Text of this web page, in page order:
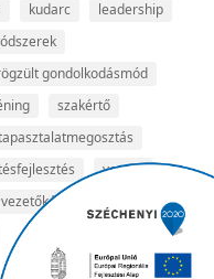
kudarc
leadership
gondolkodásmód
szakértő
vezető
vezetőképzés
video arts